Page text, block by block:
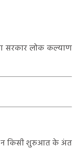
सरकार लोक कल्याण
न किसी शुरुआत के अंत